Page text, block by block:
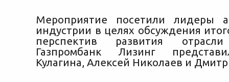
Мероприятие посетили лидеры
индустрии в целях обсуждения
перспектив развития
Газпромбанк Лизинг
Кулагина, Алексей Николаев и